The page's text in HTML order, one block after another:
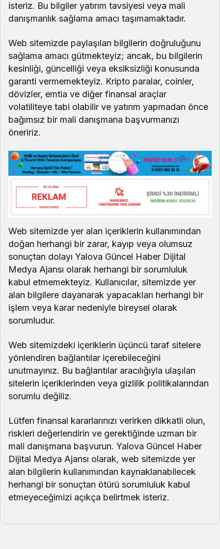
isteriz. Bu bilgiler yatırım tavsiyesi veya mali
danışmanlık sağlama amacı taşımamaktadır.
Web sitemizde paylaşılan bilgilerin doğruluğunu
sağlama amacı gütmekteyiz; ancak, bu bilgilerin
kesinliği, güncelliği veya eksiksizliği konusunda
garanti vermemekteyiz. Kripto paralar, coinler,
dövizler, emtia ve diğer finansal araçlar
volatiliteye tabi olabilir ve yatırım yapmadan önce
bağımsız bir mali danışmana başvurmanızı
öneririz.
Web sitemizde yer alan içeriklerin kullanımından
doğan herhangi bir zarar, kayıp veya olumsuz
sonuçtan dolayı Yalova Güncel Haber Dijital
Medya Ajansı olarak herhangi bir sorumluluk
kabul etmemekteyiz. Kullanıcılar, sitemizde yer
alan bilgilere dayanarak yapacakları herhangi bir
işlem veya karar nedeniyle bireysel olarak
sorumludur.
Web sitemizdeki içeriklerin üçüncü taraf sitelere
yönlendiren bağlantılar içerebileceğini
unutmayınız. Bu bağlantılar aracılığıyla ulaşılan
sitelerin içeriklerinden veya gizlilik politikalarından
sorumlu değiliz.
Lütfen finansal kararlarınızı verirken dikkatli olun,
riskleri değerlendirin ve gerektiğinde uzman bir
mali danışmana başvurun. Yalova Güncel Haber
Dijital Medya Ajansı olarak, web sitemizde yer
alan bilgilerin kullanımından kaynaklanabilecek
herhangi bir sonuçtan ötürü sorumluluk kabul
etmeyeceğimizi açıkça belirtmek isteriz.